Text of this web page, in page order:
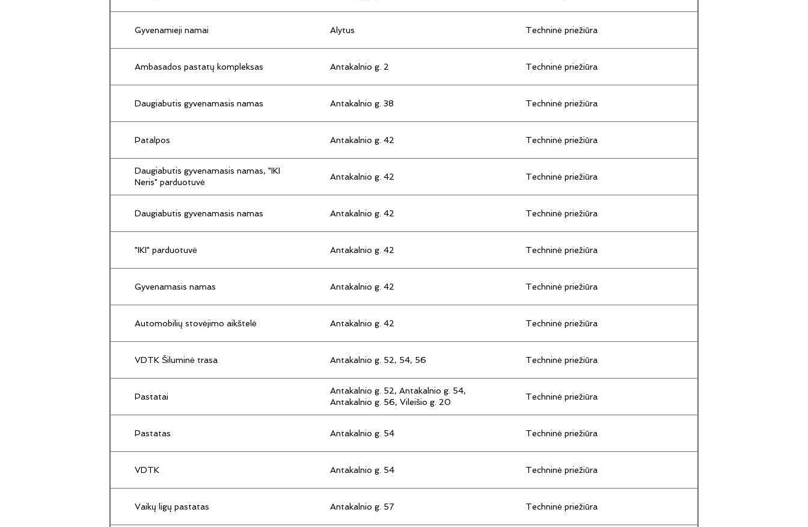
Gyvenamieji namai Alytus Techninė priežiūra
Ambasados pastatų kompleksas Antakalnio g. 2 Techninė priežiūra
Daugiabutis gyvenamasis namas Antakalnio g. 38 Techninė priežiūra
Patalpos Antakalnio g. 42 Techninė priežiūra
Daugiabutis gyvenamasis namas, "IKI
Neris" parduotuvė
Antakalnio g. 42 Techninė priežiūra
Daugiabutis gyvenamasis namas Antakalnio g. 42 Techninė priežiūra
"IKI" parduotuvė Antakalnio g. 42 Techninė priežiūra
Gyvenamasis namas Antakalnio g. 42 Techninė priežiūra
Automobilių stovėjimo aikštelė Antakalnio g. 42 Techninė priežiūra
VDTK Šiluminė trasa Antakalnio g. 52, 54, 56 Techninė priežiūra
Pastatai
Antakalnio g. 52, Antakalnio g. 54,
Antakalnio g. 56, Vileišio g. 20
Techninė priežiūra
Pastatas Antakalnio g. 54 Techninė priežiūra
VDTK Antakalnio g. 54 Techninė priežiūra
Vaikų ligų pastatas Antakalnio g. 57 Techninė priežiūra